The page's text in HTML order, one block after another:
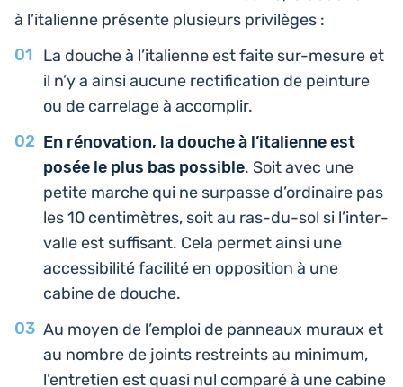
à l’i­ta­lienne pré­sente plu­sieurs privilèges :
La douche à l’i­ta­lienne est faite sur-mesure et
il n’y a ainsi aucune rec­ti­fi­ca­tion de pein­ture
ou de car­re­lage à accomplir.
En réno­va­tion, la douche à l’i­ta­lienne est
posée le plus bas pos­sible. Soit avec une
petite marche qui ne sur­passe d’or­di­naire pas
les 10 cen­ti­mètres, soit au ras-du-sol si l’in­ter­
valle est suf­fi­sant. Cela permet ainsi une
acces­si­bi­li­té faci­li­té en oppo­si­tion à une
cabine de douche.
Au moyen de l’em­ploi de pan­neaux muraux et
au nombre de joints res­treints au minimum,
l’entre­tien est quasi nul comparé à une cabine